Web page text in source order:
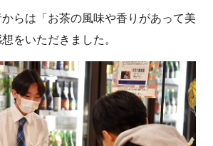
らは「お茶の風味や香りがあって美
をいただきました。